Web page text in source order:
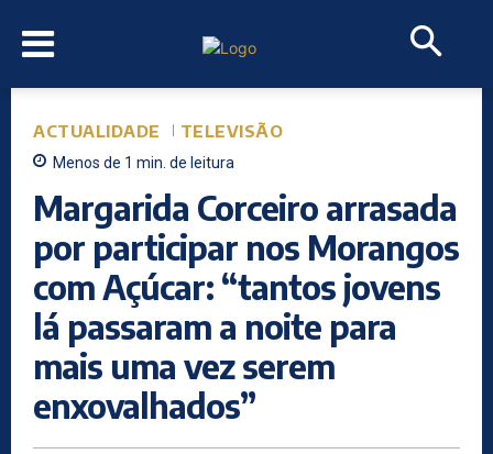
ACTUALIDADE TELEVISÃO
Menos de 1 min. de leitura
Margarida Corceiro arrasada
por participar nos Morangos
com Açúcar: “tantos jovens
lá passaram a noite para
mais uma vez serem
enxovalhados”